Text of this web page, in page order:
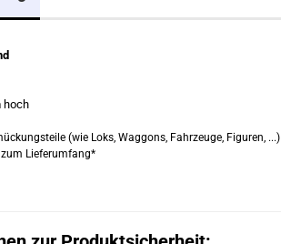
hoch
(wie Loks, Waggons, Fahrzeuge, Figuren, ...)
Lieferumfang*